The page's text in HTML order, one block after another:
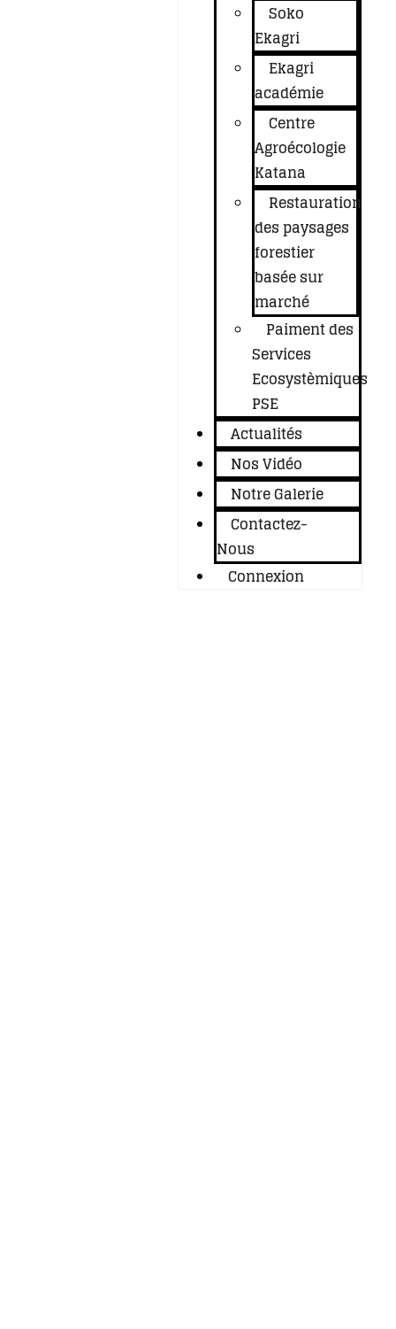
Soko
Ekagri
Ekagri
académie
Centre
Agroécologie
Katana
Restauration
des paysages
forestier
basée sur
marché
Paiment des
Services
Ecosystèmiques
PSE
Actualités
Nos Vidéo
Notre Galerie
Contactez-
Nous
Connexion